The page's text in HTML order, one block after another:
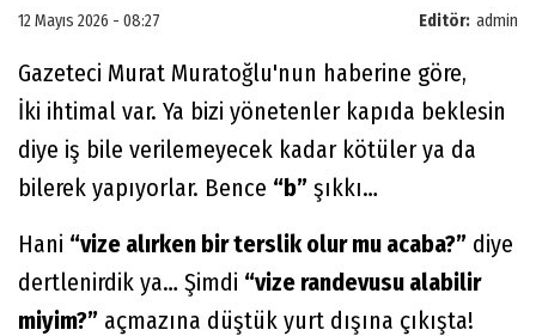
Editör: admin
12 Mayıs 2026 - 08:27
Gazeteci Murat Muratoğlu'nun haberine göre,
İki ihtimal var. Ya bizi yönetenler kapıda beklesin
diye iş bile verilemeyecek kadar kötüler ya da
bilerek yapıyorlar. Bence “b” şıkkı…
Hani “vize alırken bir terslik olur mu acaba?” diye
dertlenirdik ya… Şimdi “vize randevusu alabilir
miyim?” açmazına düştük yurt dışına çıkışta!